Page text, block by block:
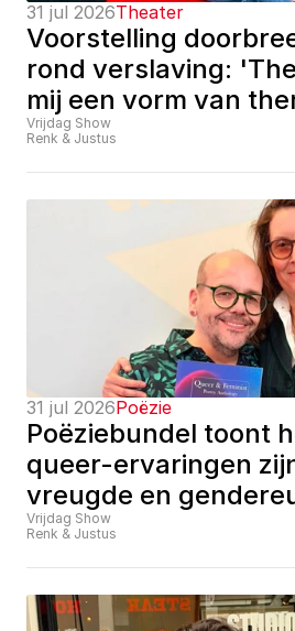
31 jul 2026Theater
Voorstelling
rond verslaving:
mij een vorm van
Vrijdag Show
Renk & Justus
31 jul 2026Poëzie
Poëziebundel toont
queer-ervaringen
vreugde en
Vrijdag Show
Renk & Justus